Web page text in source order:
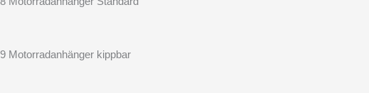
9 Motorradanhänger kippbar